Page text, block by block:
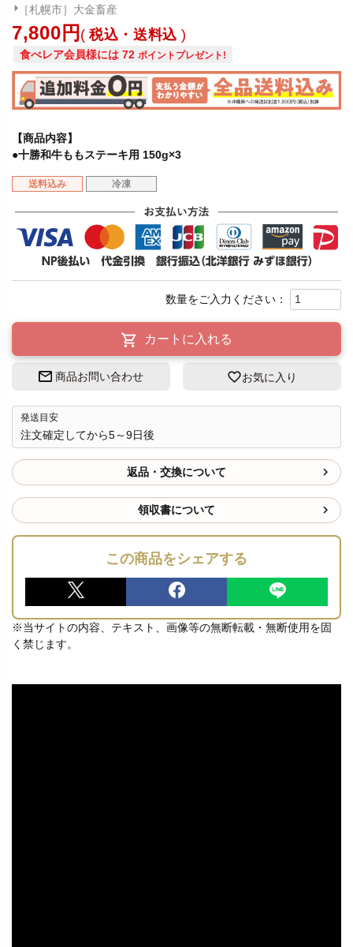
［札幌市］大金畜産
7,800 税込・送料込
食べレア会員様には 72 ポイントプレゼント!
【商品内容】
●十勝和牛ももステーキ用 150g×3
送料込み 冷凍
カートに入れる
商品お問い合わせ お気に入り
発送目安
注文確定してから5～9日後
返品・交換について
領収書について
この商品をシェアする
※当サイトの内容、テキスト、画像等の無断転載・無断使用を固
く禁じます。